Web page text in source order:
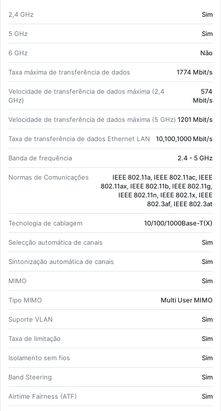
HTTPS, SNMP, SNMPv2, SNMPv3, SSH,
ter­prise, WPA2-Per­sonal, WPA3-En­ter­prise,
WPA3-Per­sonal;
Power over Ethernet (PoE);
2,4 GHz Sim
5 GHz Sim
6 GHz Não
Taxa má­xima de trans­fe­rência de dados 1774 Mbit/s
Ve­lo­ci­dade de trans­fe­rência de dados má­xima (2,4
GHz)
574
Mbit/s
Ve­lo­ci­dade de trans­fe­rência de dados má­xima (5 GHz) 1201 Mbit/s
Taxa de trans­fe­rência de dados Ethernet LAN 10,100,1000 Mbit/s
Banda de frequência 2.4 - 5 GHz
Normas de Co­mu­ni­ca­ções
IEEE 802.11a, IEEE 802.11ac, IEEE
802.11ax, IEEE 802.11b, IEEE 802.11g,
IEEE 802.11n, IEEE 802.1x, IEEE
802.3af, IEEE 802.3at
Tec­no­logia de ca­blagem 10/100/1000­Base-T(X)
Se­lecção au­to­má­tica de ca­nais Sim
Sin­to­ni­zação au­to­má­tica de ca­nais Sim
MIMO Sim
Tipo MIMO Multi User MIMO
Su­porte VLAN Sim
Taxa de li­mi­tação Sim
Iso­la­mento sem fios Sim
Band Ste­e­ring Sim
Air­time Fair­ness (ATF) Sim